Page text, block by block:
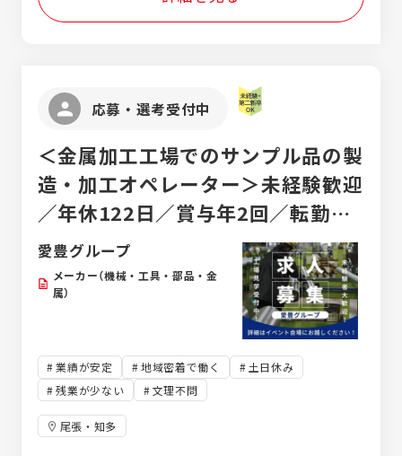
応募・選考受付中
＜金属加工工場でのサンプル品の製
造・加工オペレーター＞未経験歓迎
／年休122日／賞与年2回／転勤な
し／工場見学可能／創業80年以上
の老舗企業
愛豊グループ
メーカー（機械・工具・部品・金
属）
業績が安定 地域密着で働く
土日休み
残業が少ない
文理不問
尾張・知多